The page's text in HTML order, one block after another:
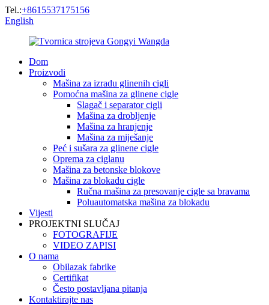
Tel.:+8615537175156
English
Dom
Proizvodi
Mašina za izradu glinenih cigli
Pomoćna mašina za glinene cigle
Slagač i separator cigli
Mašina za drobljenje
Mašina za hranjenje
Mašina za miješanje
Peć i sušara za glinene cigle
Oprema za ciglanu
Mašina za betonske blokove
Mašina za blokadu cigle
Ručna mašina za presovanje cigle sa bravama
Poluautomatska mašina za blokadu
Vijesti
PROJEKTNI SLUČAJ
FOTOGRAFIJE
VIDEO ZAPISI
O nama
Obilazak fabrike
Certifikat
Često postavljana pitanja
Kontaktirajte nas